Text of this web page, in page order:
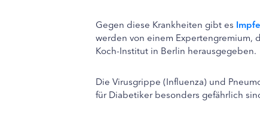
Gegen diese Krankheiten gibt es
werden von einem Expertengremium,
Koch-Institut in Berlin herausgegeben.
Die Virusgrippe (Influenza) und
für Diabetiker besonders gefährlich